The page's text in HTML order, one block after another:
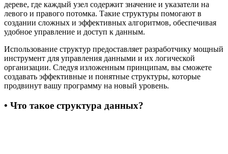
дереве, где каждый узел содержит значение и указатели на
левого и правого потомка. Такие структуры помогают в
создании сложных и эффективных алгоритмов, обеспечивая
удобное управление и доступ к данным.
Использование структур предоставляет разработчику мощный
инструмент для управления данными и их логической
организации. Следуя изложенным принципам, вы сможете
создавать эффективные и понятные структуры, которые
продвинут вашу программу на новый уровень.
• Что такое структура данных?